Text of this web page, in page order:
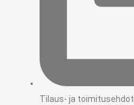
Tilaus- ja toimitusehdot